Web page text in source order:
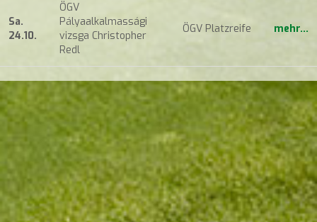
Sa.
24.10.
ÖGV
Pályaalkalmassági
vizsga Christopher
Redl
ÖGV Platzreife mehr...